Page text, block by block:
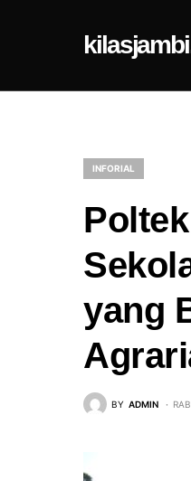
INFORIAL
yang
BY ADMIN